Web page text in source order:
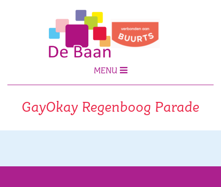
MENU
GayOkay Regenboog Parade